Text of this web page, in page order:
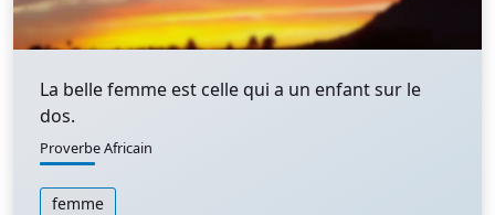
La belle femme est celle qui a un enfant sur le
dos.
Proverbe Africain
femme